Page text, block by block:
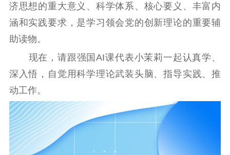
信息公开年度报
告
政策法规
理论武装
理论学习 研究阐释
哲学社科
社科强省
济思想的重大意义、科学体系、核心要义、丰富内
涵和实践要求，是学习领会党的创新理论的重要辅
助读物。
现在，请跟强国AI课代表小茉莉一起认真学、
深入悟，自觉用科学理论武装头脑、指导实践、推
动工作。